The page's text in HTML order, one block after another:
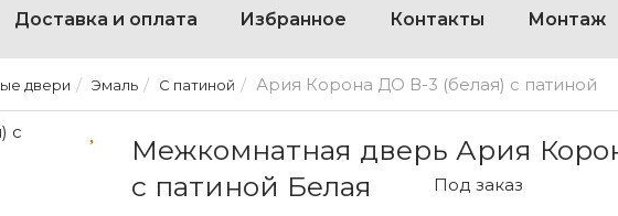
Доставка и оплата Избранное Контакты Монтаж
двери Эмаль С патиной Ария Корона ДО В-3 (белая) с патиной
Межкомнатная дверь Ария
с патиной Белая
Под заказ